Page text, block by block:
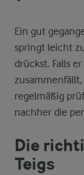
Ein gut
springt leicht
drückst. Falls
regelmäßig
nachher die
Die
Teigs